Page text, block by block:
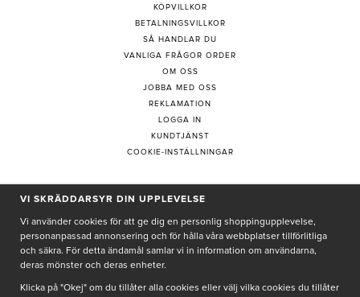
KÖPVILLKOR
BETALNINGSVILLKOR
SÅ HANDLAR DU
VANLIGA FRÅGOR ORDER
OM OSS
JOBBA MED OSS
REKLAMATION
LOGGA IN
KUNDTJÄNST
COOKIE-INSTÄLLNINGAR
PRENUMERERA PÅ NYHETSBREV
Genom att ge min e-post, accepterar jag Seth och Sallyintegritetspolicy
VI SKRÄDDARSYR DIN UPPLEVELSE
Vi använder cookies för att ge dig en personlig shoppingupplevelse,
personanpassad annonsering och för hålla våra webbplatser tillförlitliga
och säkra. För detta ändamål samlar vi in information om användarna,
deras mönster och deras enheter.
Klicka på "Okej" om du tillåter alla cookies eller välj vilka cookies du tillåter